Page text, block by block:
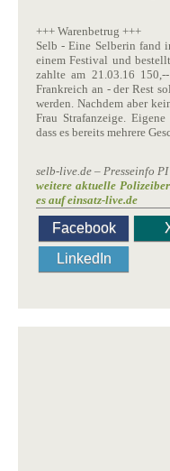
+++ Warenbetrug +++
Selb - Eine Selberin fand
einem Festival und
zahlte am 21.03.16
Frankreich an - der Rest
werden. Nachdem aber
Frau Strafanzeige. Eigene
dass es bereits mehrere
selb-live.de – Presseinfo PI
weitere aktuelle
es auf einsatz-live.de
Facebook
LinkedIn